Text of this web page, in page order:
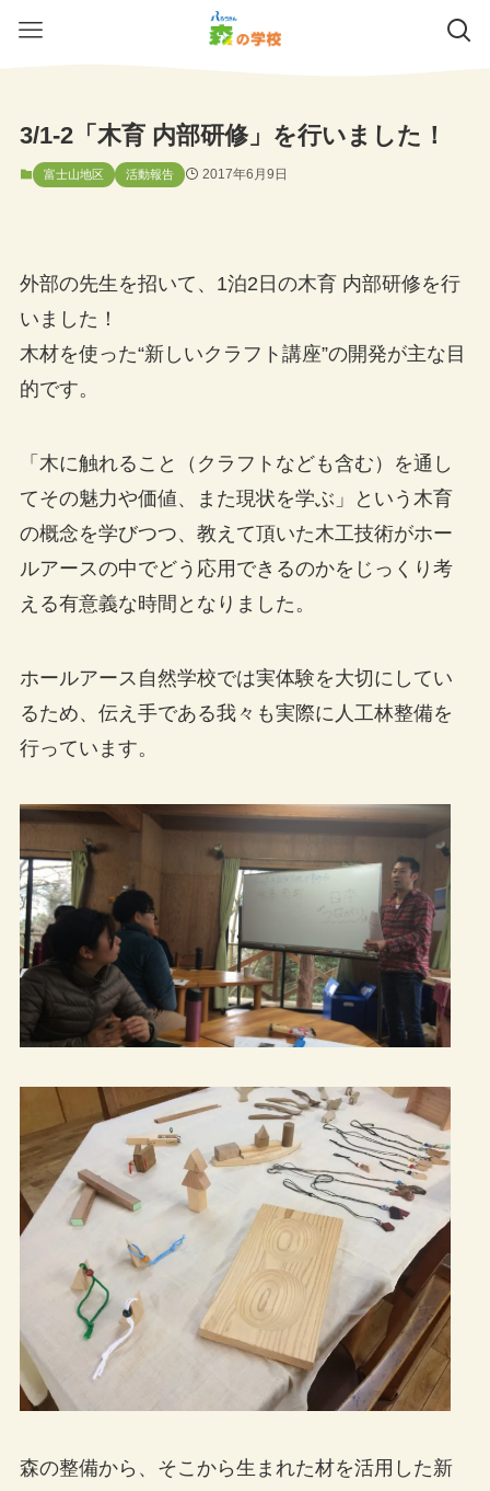
3/1-2「木育 内部研修」を行いました！
富士山地区 活動報告 2017年6月9日
外部の先生を招いて、1泊2日の木育 内部研修を行
いました！
木材を使った“新しいクラフト講座”の開発が主な目
的です。
「木に触れること（クラフトなども含む）を通し
てその魅力や価値、また現状を学ぶ」という木育
の概念を学びつつ、教えて頂いた木工技術がホー
ルアースの中でどう応用できるのかをじっくり考
える有意義な時間となりました。
ホールアース自然学校では実体験を大切にしてい
るため、伝え手である我々も実際に人工林整備を
行っています。
森の整備から、そこから生まれた材を活用した新